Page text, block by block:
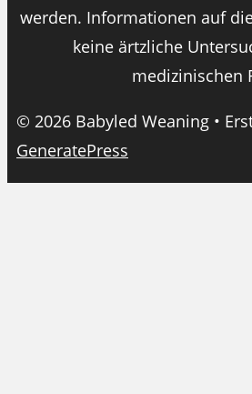
werden. Informationen auf
keine ärtzliche
medizinischen
© 2026 Babyled Weaning •
GeneratePress